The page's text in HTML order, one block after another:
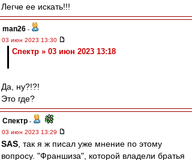
Легче ее искать!!!
man26 -
03 июн 2023 13:30
Спектр » 03 июн 2023 13:18
Да, ну?!?!
Это где?
Спектр -
03 июн 2023 13:29
SAS , так я ж писал уже мнение по этому
вопросу. "Франшиза", которой владели братья